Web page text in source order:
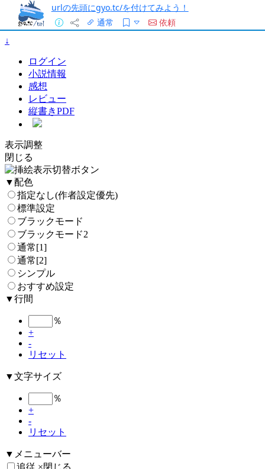
urlの先頭にgyo.tc/を付けてみよう！
通常
依頼